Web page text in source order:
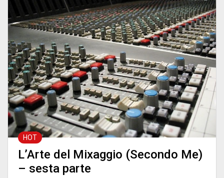
HOT
L’Arte del Mixaggio (Secondo Me)
– sesta parte